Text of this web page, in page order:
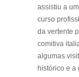
assistiu a
curso
da vertente
comitiva
algumas
histórico e a